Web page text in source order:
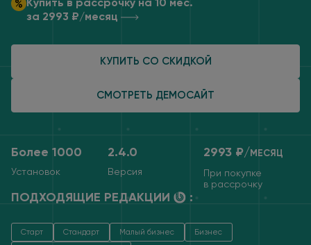
за 2993 ₽/месяц
КУПИТЬ СО СКИДКОЙ
СМОТРЕТЬ ДЕМОСАЙТ
Более 1000
Установок
2993 ₽/МЕСЯЦ
При покупке
в рассрочку
2.4.0
Версия
ПОДХОДЯЩИЕ РЕДАКЦИИ :
Старт Стандарт Малый бизнес Бизнес